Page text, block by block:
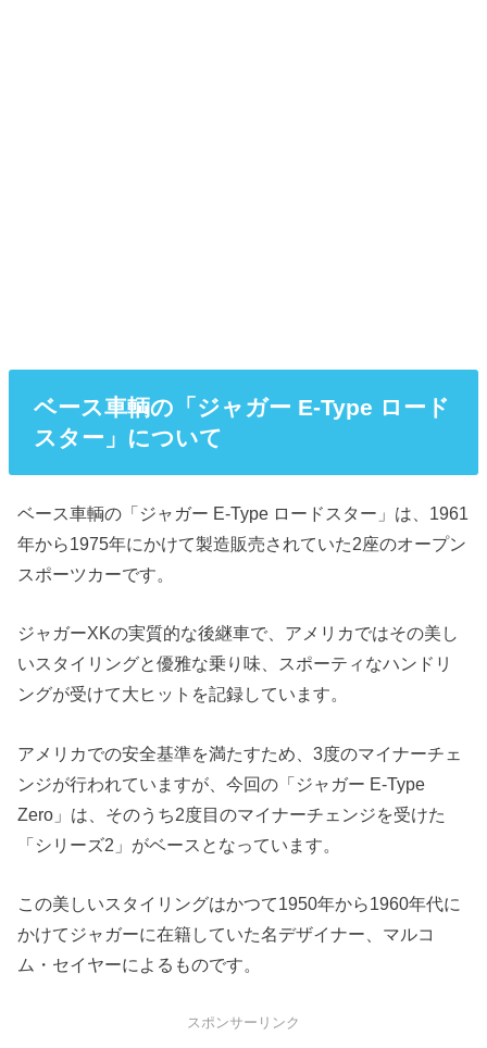
ベース車輌の「ジャガー E-Type ロード
スター」について
ベース車輌の「ジャガー E-Type ロードスター」は、1961
年から1975年にかけて製造販売されていた2座のオープン
スポーツカーです。
ジャガーXKの実質的な後継車で、アメリカではその美し
いスタイリングと優雅な乗り味、スポーティなハンドリ
ングが受けて大ヒットを記録しています。
アメリカでの安全基準を満たすため、3度のマイナーチェ
ンジが行われていますが、今回の「ジャガー E-Type
Zero」は、そのうち2度目のマイナーチェンジを受けた
「シリーズ2」がベースとなっています。
この美しいスタイリングはかつて1950年から1960年代に
かけてジャガーに在籍していた名デザイナー、マルコ
ム・セイヤーによるものです。
スポンサーリンク